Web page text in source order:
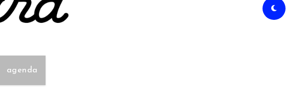
agenda